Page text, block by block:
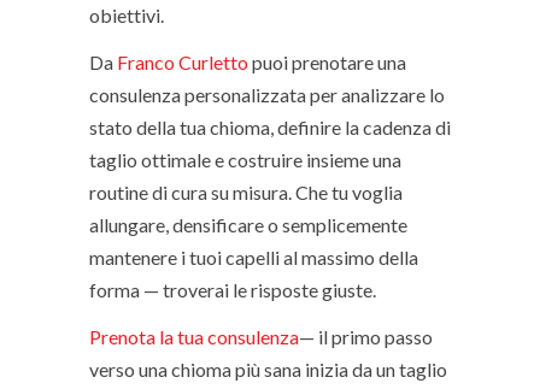
obiettivi.
Da Franco Curletto puoi prenotare una
consulenza personalizzata per analizzare lo
stato della tua chioma, definire la cadenza di
taglio ottimale e costruire insieme una
routine di cura su misura. Che tu voglia
allungare, densificare o semplicemente
mantenere i tuoi capelli al massimo della
forma — troverai le risposte giuste.
Prenota la tua consulenza— il primo passo
verso una chioma più sana inizia da un taglio